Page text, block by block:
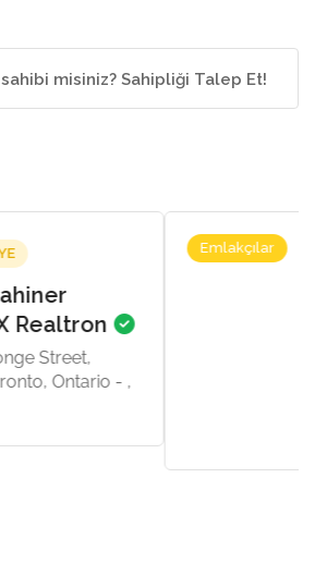
misiniz? Sahipliği Talep Et!
Topcu & Dalan
Homes
8 Sampson Mews, Suite
201, Toronto, Toronto,